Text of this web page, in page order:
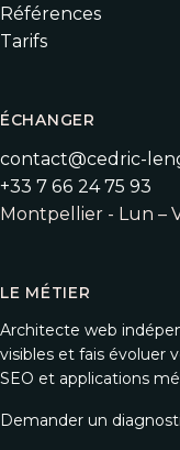
Références
Tarifs
ÉCHANGER
contact@cedric-
+33 7 66 24 75 93
Montpellier - Lun –
LE MÉTIER
Architecte web
visibles et fais évoluer
SEO et applications
Demander un